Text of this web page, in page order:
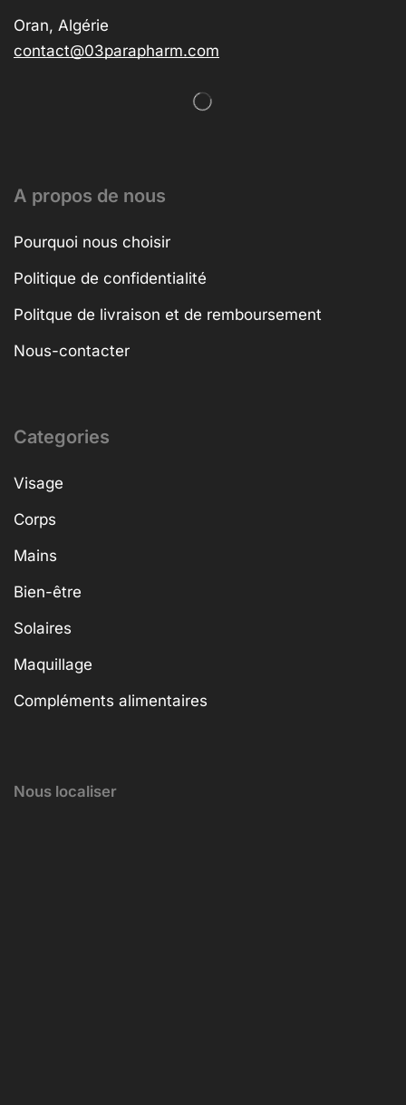
Oran, Algérie
contact@03parapharm.com
A propos de nous
Pourquoi nous choisir
Politique de confidentialité
Politque de livraison et de remboursement
Nous-contacter
Categories
Visage
Corps
Mains
Bien-être
Solaires
Maquillage
Compléments alimentaires
Nous localiser